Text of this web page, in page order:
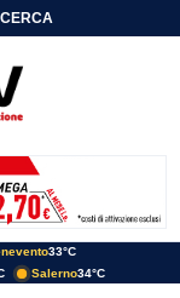
CERCA
33°C
Salerno34°C